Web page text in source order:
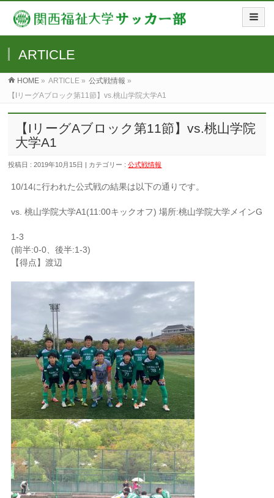
ARTICLE
HOME » ARTICLE » 公式戦情報 »
【IリーグAブロック第11節】vs.桃山学院大学A1
【IリーグAブロック第11節】vs.桃山学院
大学A1
投稿日 : 2019年10月15日 | カテゴリー :公式戦情報
10/14に行われた公式戦の結果は以下の通りです。
vs. 桃山学院大学A1(11:00キックオフ) 場所:桃山学院大学メインG
1-3
(前半:0-0、後半:1-3)
【得点】渡辺